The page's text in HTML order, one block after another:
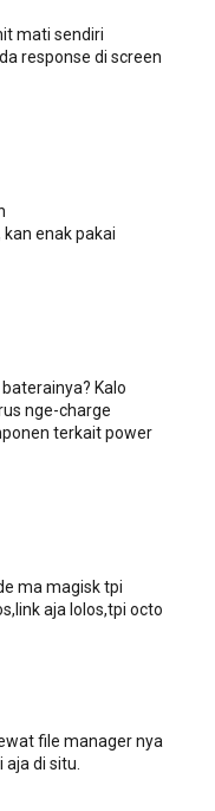
mati sendiri
response di screen
kan enak pakai
Kalo
nge-charge
terkait power
ma magisk tpi
aja lolos,tpi octo
file manager nya
di situ.